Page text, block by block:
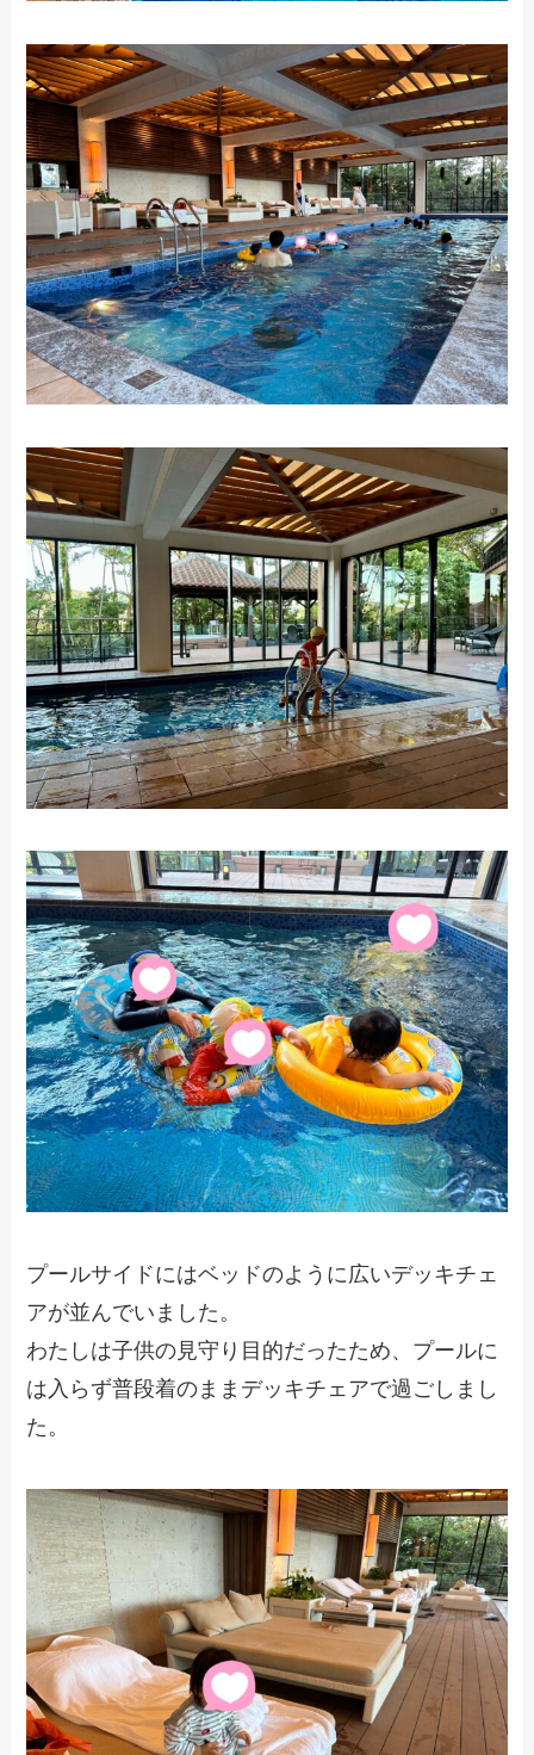
プールサイドにはベッドのように広いデッキチェ
アが並んでいました。
わたしは子供の見守り目的だったため、プールに
は入らず普段着のままデッキチェアで過ごしまし
た。